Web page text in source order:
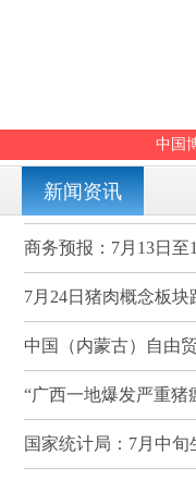
中国
新闻资讯
商务预报：7月13日至
7月24日猪肉概念板块
“广西一地爆发严重猪
国家统计局：7月中旬